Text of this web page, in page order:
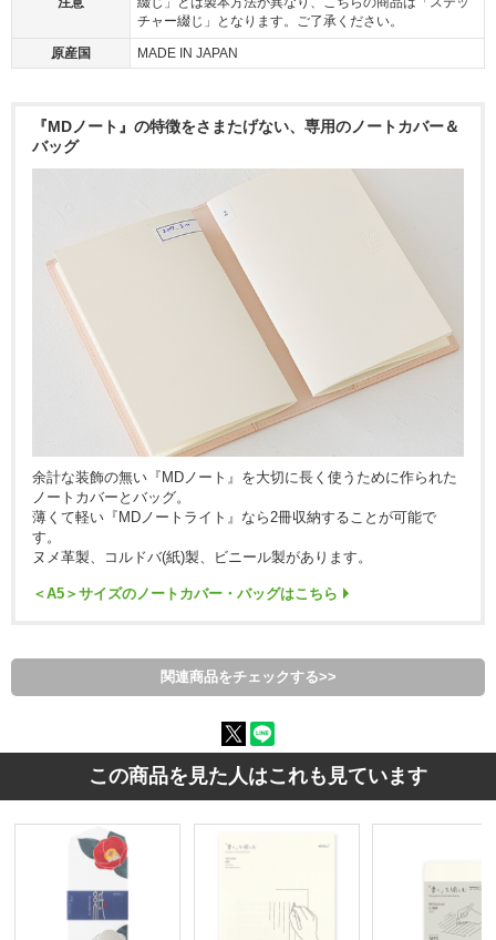
チャー綴じ」となります。ご了承ください。
原産国 MADE IN JAPAN
『MDノート』の特徴をさまたげない、専用のノートカバー＆
バッグ
余計な装飾の無い『MDノート』を大切に長く使うために作られた
ノートカバーとバッグ。
薄くて軽い『MDノートライト』なら2冊収納することが可能で
す。
ヌメ革製、コルドバ(紙)製、ビニール製があります。
＜A5＞サイズのノートカバー・バッグはこちら
関連商品をチェックする>>
この商品を見た人はこれも見ています